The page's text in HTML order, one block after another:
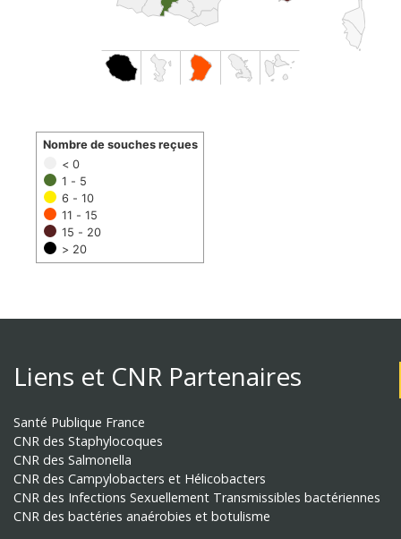
< 0
1 - 5
6 - 10
11 - 15
15 - 20
> 20
Nombre de souches reçues
Liens et CNR Partenaires
Santé Publique France
CNR des Staphylocoques
CNR des Salmonella
CNR des Campylobacters et Hélicobacters
CNR des Infections Sexuellement Transmissibles bactériennes
CNR des bactéries anaérobies et botulisme